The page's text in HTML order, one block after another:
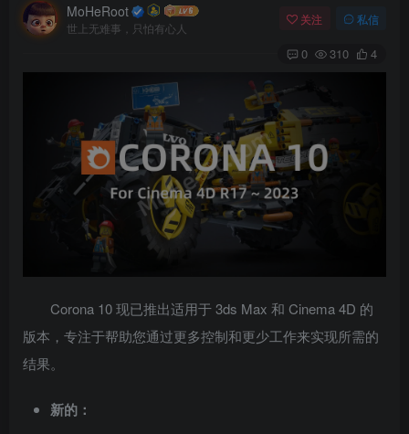
MoHeRoot
世上无难事，只怕有心人
关注 私信
0 310 4
Corona 10 现已推出适用于 3ds Max 和 Cinema 4D 的
版本，专注于帮助您通过更多控制和更少工作来实现所需的
结果。
新的：